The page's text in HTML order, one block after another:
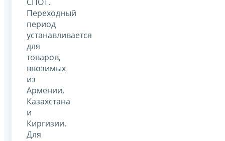
Переходный
период
устанавливается
для
товаров,
ввозимых
из
Армении,
Казахстана
и
Киргизии.
Для